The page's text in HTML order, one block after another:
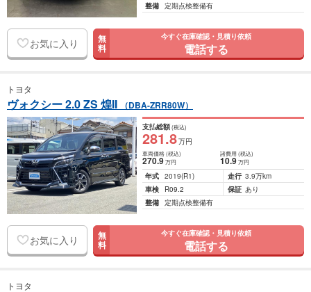
整備 定期点検整備有
お気に入り 無
料
今すぐ在庫確認・見積り依頼
電話する
トヨタ
ヴォクシー 2.0 ZS 煌II （DBA-ZRR80W）
支払総額(税込)
281.8万円
車両価格(税込)
270.9万円
諸費用 (税込)
10.9 万円
年式 2019(R1) 走行 3.9万km
車検
R09.2 保証 あり
整備 定期点検整備有
お気に入り 無
料
今すぐ在庫確認・見積り依頼
電話する
トヨタ